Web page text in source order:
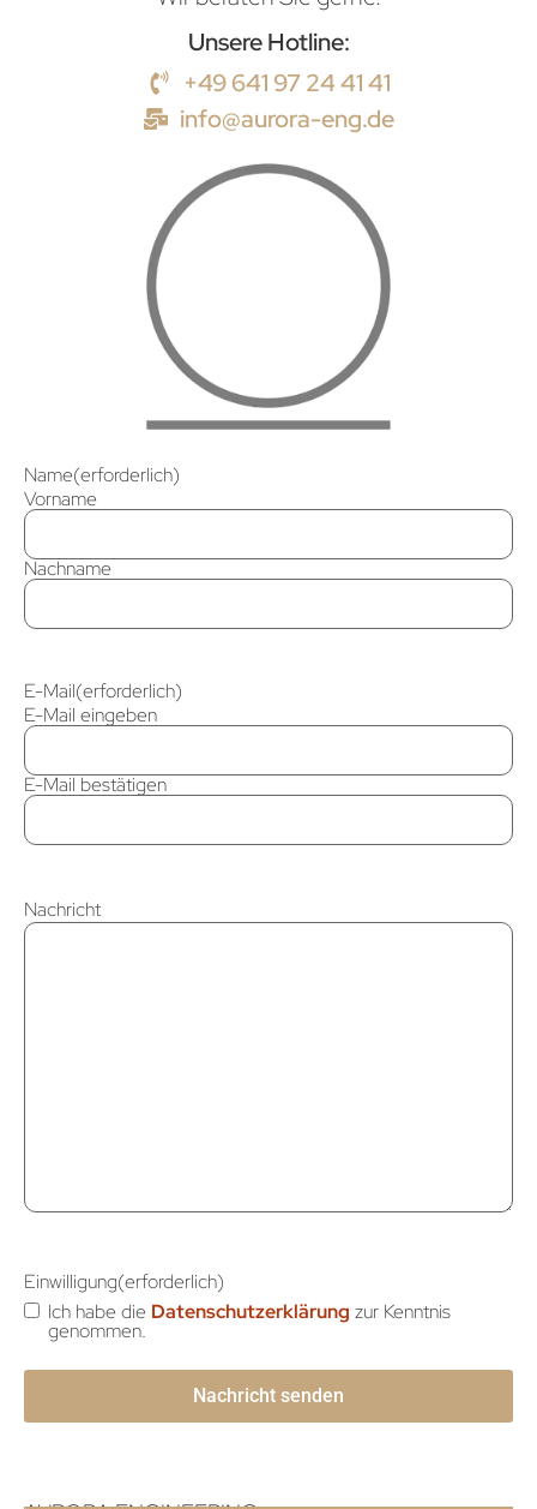
Unsere Hotline:
+49 641 97 24 41 41
info@aurora-eng.de
Name(erforderlich)
Vorname
Nachname
E-Mail(erforderlich)
E-Mail eingeben
E-Mail bestätigen
Nachricht
Einwilligung(erforderlich)
Ich habe die Datenschutzerklärung zur Kenntnis
genommen.